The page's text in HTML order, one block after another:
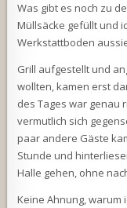
Was gibt es noch zu
Müllsäcke gefüllt und
Werkstattboden
Grill aufgestellt und
wollten, kamen erst
des Tages war genau
vermutlich sich
paar andere Gäste
Stunde und
Halle gehen, ohne
Keine Ahnung, warum